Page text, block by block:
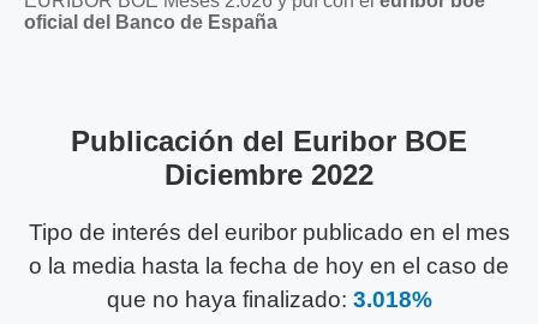
oficial del Banco de España
Publicación del Euribor BOE
Diciembre 2022
Tipo de interés del euribor publicado en el mes
o la media hasta la fecha de hoy en el caso de
que no haya finalizado: 3.018%